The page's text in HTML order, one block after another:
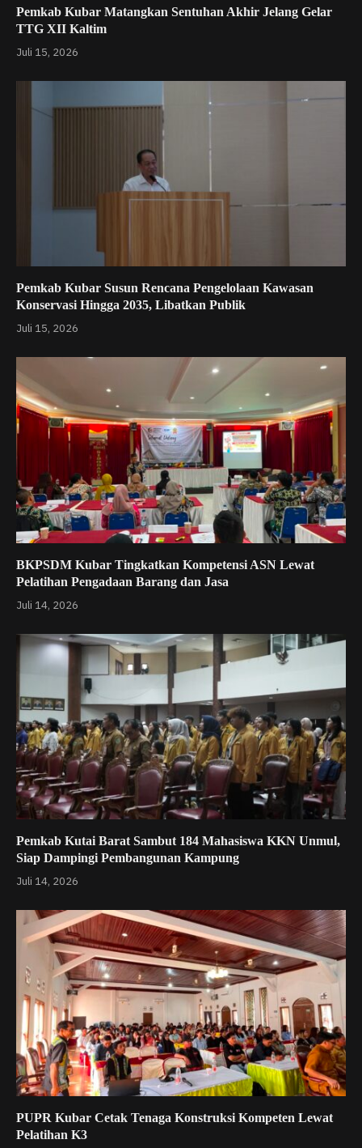
Pemkab Kubar Matangkan Sentuhan Akhir Jelang Gelar
TTG XII Kaltim
Juli 15, 2026
Pemkab Kubar Susun Rencana Pengelolaan Kawasan
Konservasi Hingga 2035, Libatkan Publik
Juli 15, 2026
BKPSDM Kubar Tingkatkan Kompetensi ASN Lewat
Pelatihan Pengadaan Barang dan Jasa
Juli 14, 2026
Pemkab Kutai Barat Sambut 184 Mahasiswa KKN Unmul,
Siap Dampingi Pembangunan Kampung
Juli 14, 2026
PUPR Kubar Cetak Tenaga Konstruksi Kompeten Lewat
Pelatihan K3